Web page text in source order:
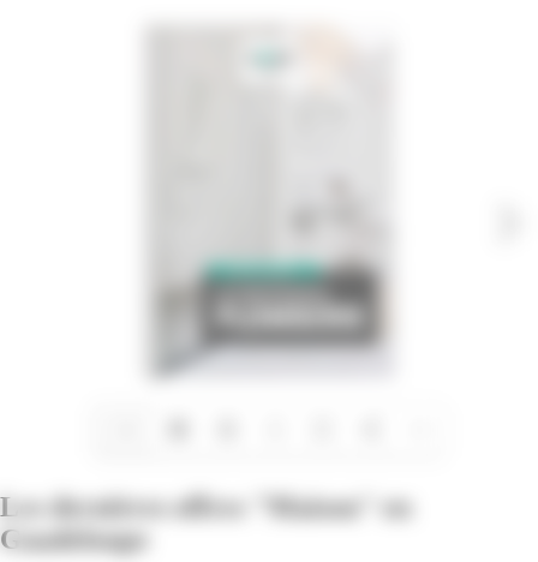
Les dernières offres "Maison" en
Guadeloupe